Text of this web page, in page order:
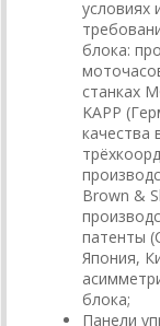
условиях
блока:
станках
KAPP
качества
Brown &
патенты
Япония,
блока;
Панели